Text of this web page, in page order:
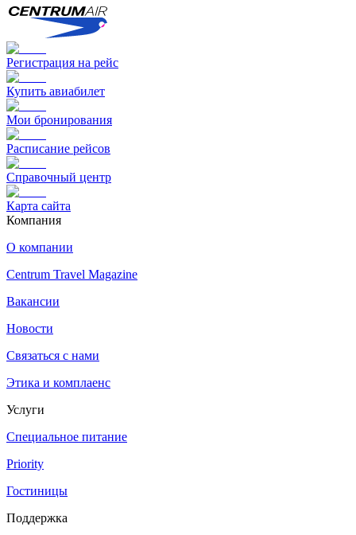
Регистрация на рейс
Купить авиабилет
Мои бронирования
Расписание рейсов
Справочный центр
Карта сайта
Компания
О компании
Centrum Travel Magazine
Вакансии
Новости
Связаться с нами
Этика и комплаенс
Услуги
Специальное питание
Priority
Гостиницы
Поддержка